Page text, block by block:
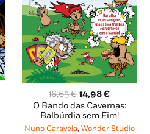
16,65€ O
preço
original
era:
14,98€O
preço
atual
é:
O Bando das Cavernas:
Balbúrdia sem Fim!
Nuno Caravela, Wonder Studio